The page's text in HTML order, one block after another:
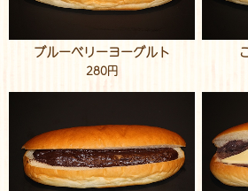
ブルーベリーヨーグルト
280円